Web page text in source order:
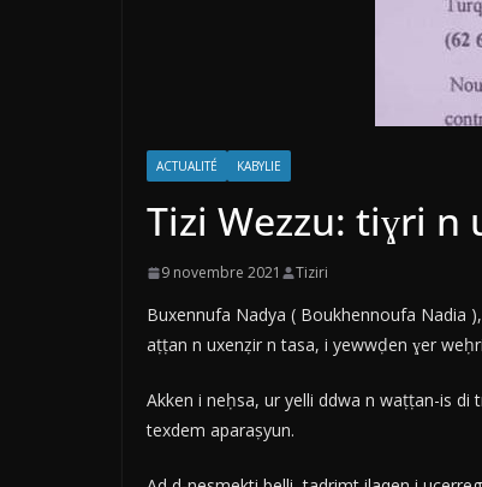
ACTUALITÉ KABYLIE
Tizi Wezzu: tiɣri n
9 novembre 2021 Tiziri
Buxennufa Nadya ( Boukhennoufa Nadia
aṭṭan n uxenẓir n tasa, i yewwḍen ɣer
Akken i neḥsa, ur yelli ddwa n waṭṭan-is
texdem aparaṣyun.